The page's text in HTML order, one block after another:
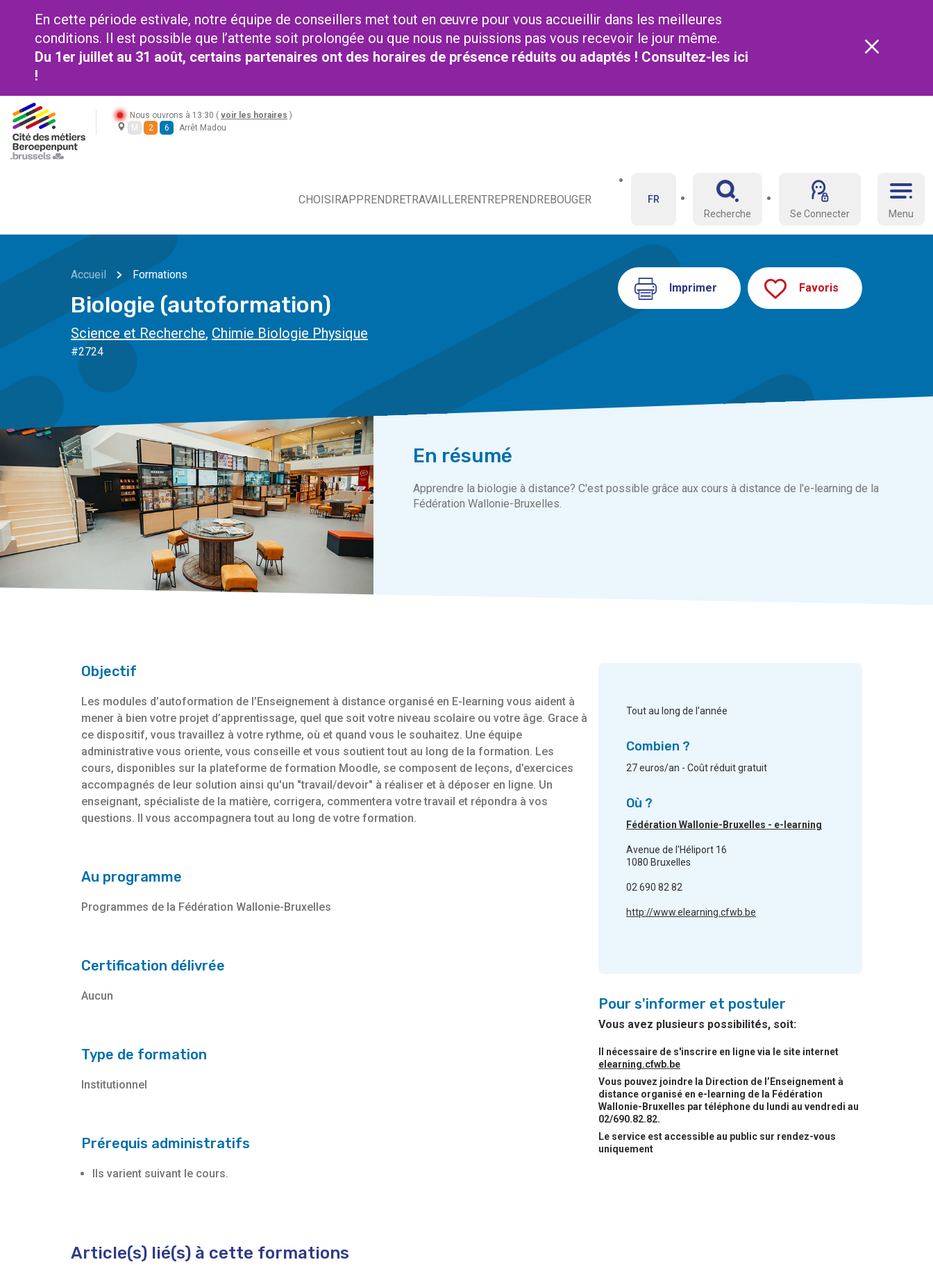
En cette période estivale, notre équipe de conseillers met tout en œuvre pour vous accueillir dans les meilleures
conditions. Il est possible que l’attente soit prolongée ou que nous ne puissions pas vous recevoir le jour même.
Du 1er juillet au 31 août, certains partenaires ont des horaires de présence réduits ou adaptés ! Consultez-les ici
!
Nous ouvrons à 13:30 ( voir les horaires )
M
2 6 Arrêt Madou
CHOISIRAPPRENDRETRAVAILLERENTREPRENDREBOUGER
Menu
FR
Recherche
Se Connecter
Accueil Formations
Biologie (autoformation)
Science et Recherche, Chimie Biologie Physique
#2724
Imprimer Favoris
En résumé
Apprendre la biologie à distance? C'est possible grâce aux cours à distance de l'e-learning de la
Fédération Wallonie-Bruxelles.
Objectif
Les modules d’autoformation de l’Enseignement à distance organisé en E-learning vous aident à
mener à bien votre projet d’apprentissage, quel que soit votre niveau scolaire ou votre âge. Grace à
ce dispositif, vous travaillez à votre rythme, où et quand vous le souhaitez. Une équipe
administrative vous oriente, vous conseille et vous soutient tout au long de la formation. Les
cours, disponibles sur la plateforme de formation Moodle, se composent de leçons, d’exercices
accompagnés de leur solution ainsi qu'un "travail/devoir" à réaliser et à déposer en ligne. Un
enseignant, spécialiste de la matière, corrigera, commentera votre travail et répondra à vos
questions. Il vous accompagnera tout au long de votre formation.
Au programme
Programmes de la Fédération Wallonie-Bruxelles
Certification délivrée
Aucun
Type de formation
Institutionnel
Prérequis administratifs
Ils varient suivant le cours.
Tout au long de l'année
Combien ?
27 euros/an - Coût réduit gratuit
Où ?
Fédération Wallonie-Bruxelles - e-learning
Avenue de l'Héliport 16
1080 Bruxelles
02 690 82 82
http://www.elearning.cfwb.be
Pour s'informer et postuler
Vous avez plusieurs possibilités, soit:
Il nécessaire de s'inscrire en ligne via le site internet
elearning.cfwb.be
Vous pouvez joindre la Direction de l’Enseignement à
distance organisé en e-learning de la Fédération
Wallonie-Bruxelles par téléphone du lundi au vendredi au
02/690.82.82.
Le service est accessible au public sur rendez-vous
uniquement
Article(s) lié(s) à cette formations